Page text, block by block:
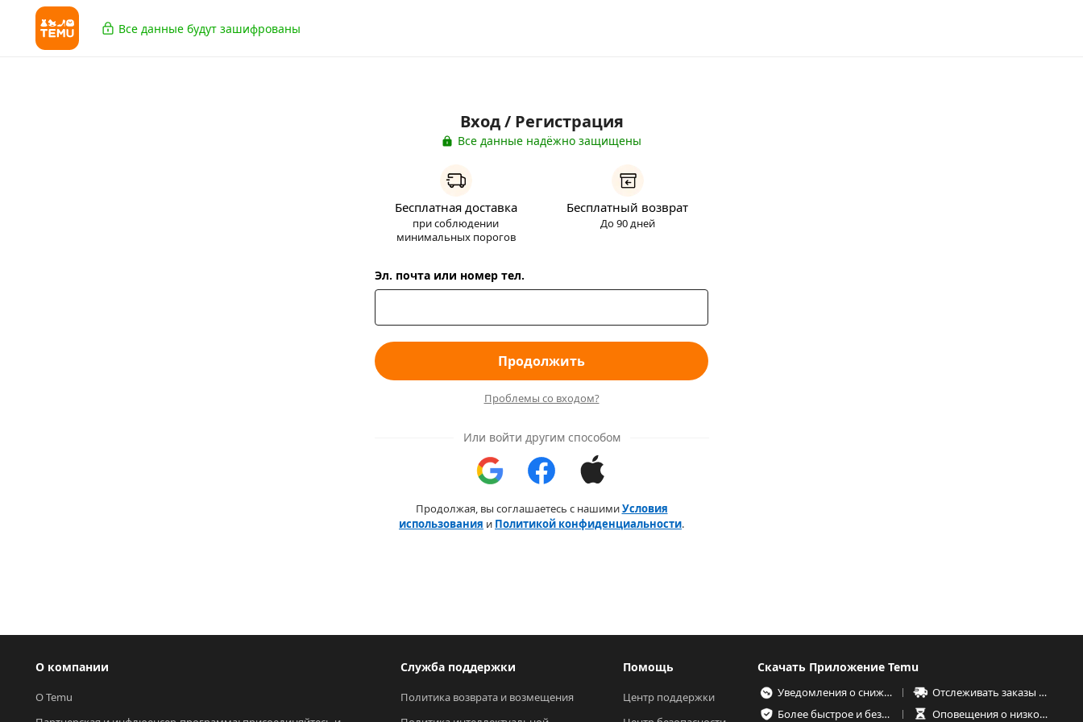
Все данные будут зашифрованы
Вход / Регистрация
Все данные надёжно защищены
Бесплатная доставка
при соблюдении
минимальных порогов
Бесплатный возврат
До 90 дней
Эл. почта или номер тел.
Продолжить
Проблемы со входом?
Или войти другим способом
Продолжая, вы соглашаетесь с нашимиУсловия
использования и Политикой конфиденциальности.
О компании
О Temu
Служба поддержки
Политика возврата и возмещения
Помощь
Центр поддержки
Скачать Приложение Temu
Уведомления о снижении цен
Отслеживать заказы в любое время
Более быстрое и безопасное оформление заказа
Оповещения о низком запасе товаров